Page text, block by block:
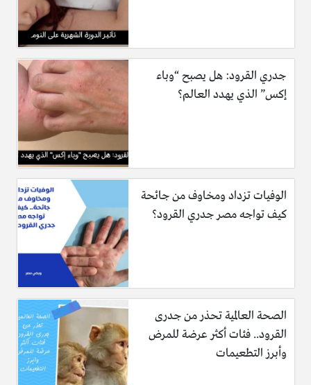
جدري القرود: هل يصبح “وباء
إكس” الذي يهدد العالم؟
الوفيات تزداد ومخاوف من جائحة
كيف تواجه مصر جدري القرود؟
الصحة العالمية تحذر من جدرى
القرود.. فئات أكثر عرضة للمرض
وأبرز التطعيمات